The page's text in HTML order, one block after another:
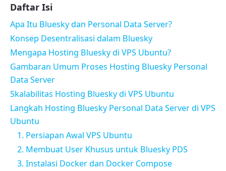
Daftar Isi
Apa Itu Bluesky dan Personal Data Server?
Konsep Desentralisasi dalam Bluesky
Mengapa Hosting Bluesky di VPS Ubuntu?
Gambaran Umum Proses Hosting Bluesky Personal
Data Server
Skalabilitas Hosting Bluesky di VPS Ubuntu
Langkah Hosting Bluesky Personal Data Server di VPS
Ubuntu
1. Persiapan Awal VPS Ubuntu
2. Membuat User Khusus untuk Bluesky PDS
3. Instalasi Docker dan Docker Compose